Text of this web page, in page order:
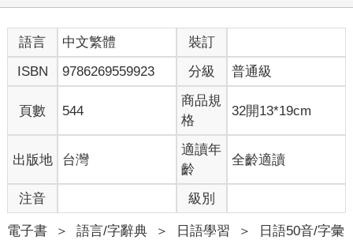
語言 中文繁體
裝訂
ISBN
9786269559923 分級 普通級
頁數 544
商品規
格
32開13*19cm
出版地 台灣
適讀年
齡
全齡適讀
注音 級別
電子書 ＞ 語言/字辭典 ＞ 日語學習 ＞ 日語50音/字彙